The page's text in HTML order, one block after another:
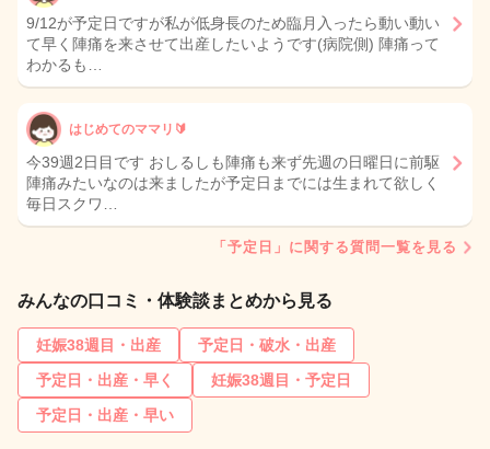
9/12が予定日ですが私が低身長のため臨月入ったら動い動い
て早く陣痛を来させて出産したいようです(病院側) 陣痛って
わかるも…
はじめてのママリ🔰
今39週2日目です おしるしも陣痛も来ず先週の日曜日に前駆
陣痛みたいなのは来ましたが予定日までには生まれて欲しく
毎日スクワ…
「予定日」に関する質問一覧を見る
みんなの口コミ・体験談まとめから見る
妊娠38週目・出産
予定日・破水・出産
予定日・出産・早く
妊娠38週目・予定日
予定日・出産・早い